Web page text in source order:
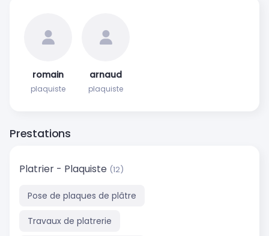
romain
plaquiste
arnaud
plaquiste
Prestations
Platrier - Plaquiste (12)
Pose de plaques de plâtre
Travaux de platrerie